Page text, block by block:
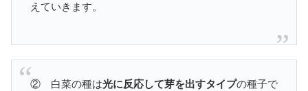
えていきます。
② 白菜の種は光に反応して芽を出すタイプの種子で